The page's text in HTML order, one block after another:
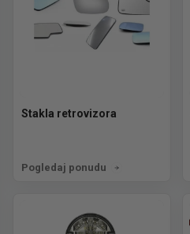
Stakla retrovizora
Pogledaj ponudu